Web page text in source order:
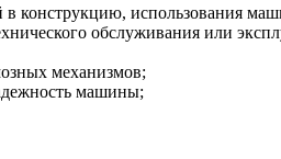
в конструкцию, использования
обслуживания или
механизмов;
машины;